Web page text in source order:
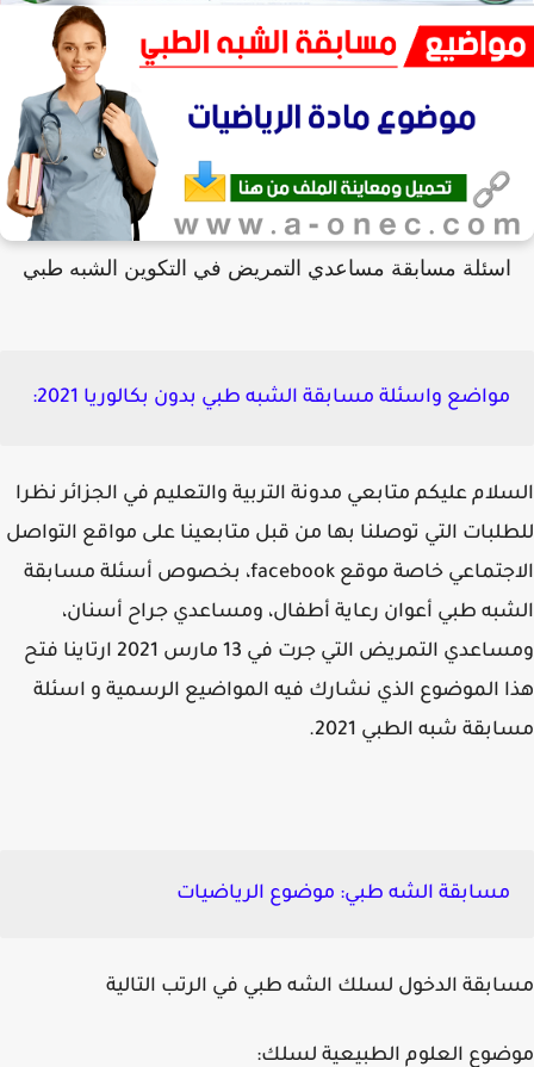
اسئلة مسابقة مساعدي التمريض في التكوين الشبه طبي
مواضع واسئلة مسابقة الشبه طبي بدون بكالوريا 2021:
عليكم متابعي مدونة التربية والتعليم في الجزائر نظرا
التي توصلنا بها من قبل متابعينا على مواقع التواصل
الاجتماعي خاصة موقع facebook، بخصوص أسئلة مسابقة
طبي أعوان رعاية أطفال، ومساعدي جراح أسنان،
ومساعدي التمريض التي جرت في 13 مارس 2021 ارتاينا فتح
الموضوع الذي نشارك فيه المواضيع الرسمية و اسئلة
شبه الطبي 2021.
مسابقة الشه طبي: موضوع الرياضيات
الدخول لسلك الشه طبي في الرتب التالية
العلوم الطبيعية لسلك: